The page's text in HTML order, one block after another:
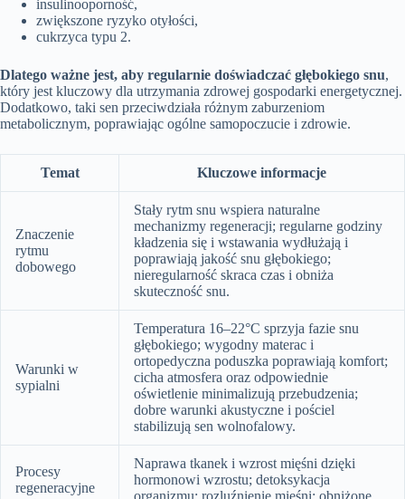
insulinooporność,
zwiększone ryzyko otyłości,
cukrzyca typu 2.
Dlatego ważne jest, aby regularnie doświadczać głębokiego snu,
który jest kluczowy dla utrzymania zdrowej gospodarki energetycznej.
Dodatkowo, taki sen przeciwdziała różnym zaburzeniom
metabolicznym, poprawiając ogólne samopoczucie i zdrowie.
Temat Kluczowe informacje
Znaczenie
rytmu
dobowego
Stały rytm snu wspiera naturalne
mechanizmy regeneracji; regularne godziny
kładzenia się i wstawania wydłużają i
poprawiają jakość snu głębokiego;
nieregularność skraca czas i obniża
skuteczność snu.
Warunki w
sypialni
Temperatura 16–22°C sprzyja fazie snu
głębokiego; wygodny materac i
ortopedyczna poduszka poprawiają komfort;
cicha atmosfera oraz odpowiednie
oświetlenie minimalizują przebudzenia;
dobre warunki akustyczne i pościel
stabilizują sen wolnofalowy.
Procesy
regeneracyjne
Naprawa tkanek i wzrost mięśni dzięki
hormonowi wzrostu; detoksykacja
organizmu; rozluźnienie mięśni; obniżone